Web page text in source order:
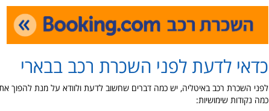
כדאי לדעת לפני השכרת רכב בבארי
לפני השכרת רכב באיטליה, יש כמה דברים שחשוב לדעת ולוודא על מנת להפוך
כמה נקודות שימושיות: